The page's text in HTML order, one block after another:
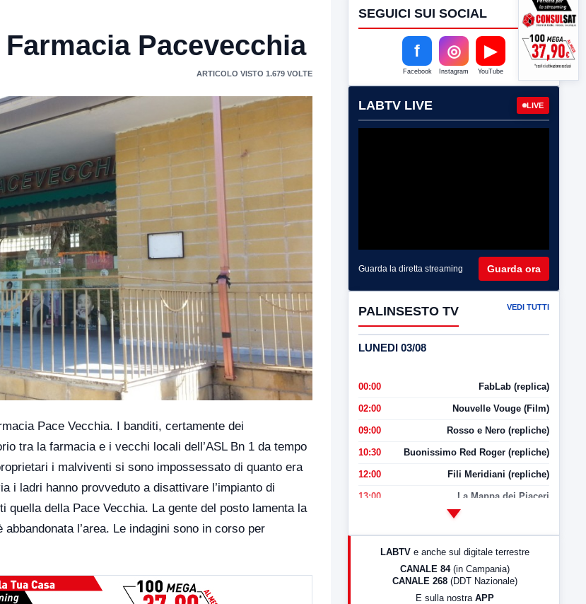
Pacevecchia
ARTICOLO VISTO 1.679 VOLTE
Pace Vecchia. I banditi, certamente dei
tra la farmacia e i vecchi locali dell’ASL Bn 1 da tempo
i malviventi si sono impossessato di quanto era
i ladri hanno provveduto a disattivare l’impianto di
della Pace Vecchia. La gente del posto lamenta la
l’area. Le indagini sono in corso per
SEGUICI SUI SOCIAL
f
Facebook
◎
Instagram
▶
YouTube
LABTV LIVE LIVE
Guarda la diretta streaming Guarda ora
PALINSESTO TV VEDI TUTTI
LUNEDI 03/08
00:00 FabLab (replica)
02:00 Nouvelle Vouge (Film)
09:00 Rosso e Nero (repliche)
10:30 Buonissimo Red Roger (repliche)
12:00 Fili Meridiani (repliche)
13:00 La Mappa dei Piaceri
LabNews (Diretta)
LABTV e anche sul digitale terrestre
CANALE 84 (in Campania)
CANALE 268 (DDT Nazionale)
E sulla nostra APP